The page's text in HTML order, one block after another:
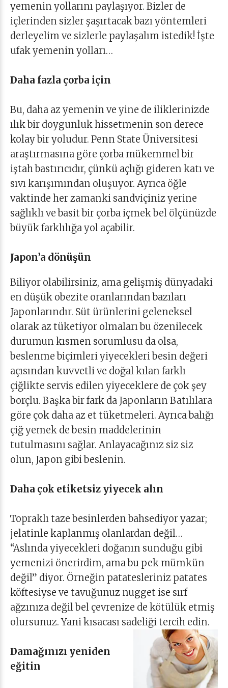
yemenin yollarını paylaşıyor. Bizler de
içlerinden sizler şaşırtacak bazı yöntemleri
derleyelim ve sizlerle paylaşalım istedik! İşte
ufak yemenin yolları…
Daha fazla çorba için
Bu, daha az yemenin ve yine de iliklerinizde
ılık bir doygunluk hissetmenin son derece
kolay bir yoludur. Penn State Üniversitesi
araştırmasına göre çorba mükemmel bir
iştah bastırıcıdır, çünkü açlığı gideren katı ve
sıvı karışımından oluşuyor. Ayrıca öğle
vaktinde her zamanki sandviçiniz yerine
sağlıklı ve basit bir çorba içmek bel ölçünüzde
büyük farklılığa yol açabilir.
Japon’a dönüşün
Biliyor olabilirsiniz, ama gelişmiş dünyadaki
en düşük obezite oranlarından bazıları
Japonlarındır. Süt ürünlerini geleneksel
olarak az tüketiyor olmaları bu özenilecek
durumun kısmen sorumlusu da olsa,
beslenme biçimleri yiyecekleri besin değeri
açısından kuvvetli ve doğal kılan farklı
çiğlikte servis edilen yiyeceklere de çok şey
borçlu. Başka bir fark da Japonların Batılılara
göre çok daha az et tüketmeleri. Ayrıca balığı
çiğ yemek de besin maddelerinin
tutulmasını sağlar. Anlayacağınız siz siz
olun, Japon gibi beslenin.
Daha çok etiketsiz yiyecek alın
Topraklı taze besinlerden bahsediyor yazar;
jelatinle kaplanmış olanlardan değil…
“Aslında yiyecekleri doğanın sunduğu gibi
yemenizi önerirdim, ama bu pek mümkün
değil” diyor. Örneğin patatesleriniz patates
köftesiyse ve tavuğunuz nugget ise sırf
ağzınıza değil bel çevrenize de kötülük etmiş
olursunuz. Yani kısacası sadeliği tercih edin.
Damağınızı yeniden
eğitin